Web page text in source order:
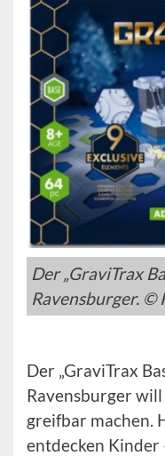
Der „GraviTrax
Ravensburger. ©
Der „GraviTrax
Ravensburger
greifbar machen.
entdecken Kinder